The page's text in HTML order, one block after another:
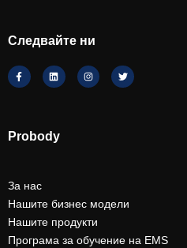
Следвайте ни
Probody
За нас
Нашите бизнес модели
Нашите продукти
Програма за обучение на EMS